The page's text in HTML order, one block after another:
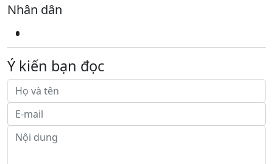
Nhân dân
Ý kiến bạn đọc